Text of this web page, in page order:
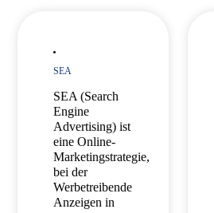
SEA
SEA (Search
Engine
Advertising) ist
eine Online-
Marketingstrategie,
bei der
Werbetreibende
Anzeigen in